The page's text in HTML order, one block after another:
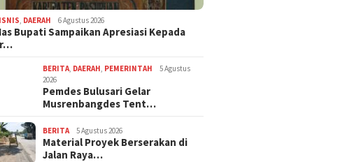
, DAERAH 6 Agustus 2026
Bupati Sampaikan Apresiasi Kepada
BERITA, DAERAH, PEMERINTAH
5 Agustus
2026
Pemdes Bulusari Gelar
Musrenbangdes Tent…
BERITA 5 Agustus 2026
Material Proyek Berserakan di
Jalan Raya…